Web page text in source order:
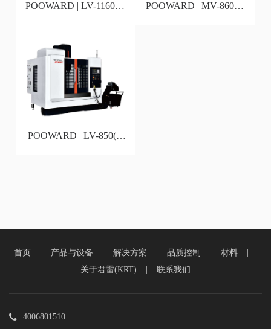
POOWARD | LV-1160(4- POOWARD | MV-860(4-
POOWARD | LV-850(4-
首页 产品与设备 解决方案 品质控制 材料
关于君雷(KRT)
联系我们
4006801510